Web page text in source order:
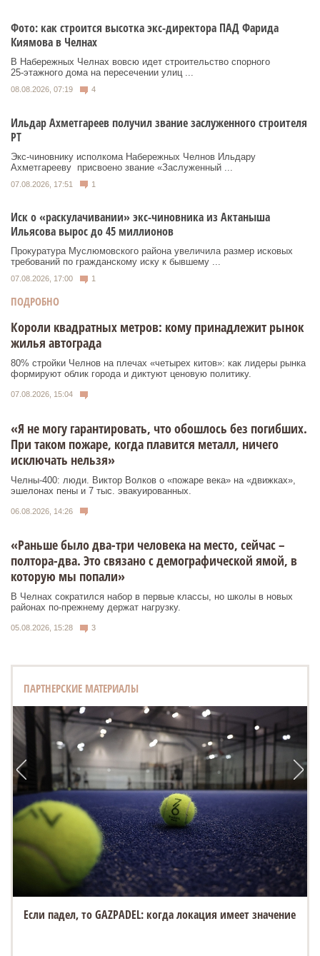
Фото: как строится высотка экс-директора ПАД Фарида
Киямова в Челнах
В Набережных Челнах вовсю идет строительство спорного
25‑этажного дома на пересечении улиц ...
08.08.2026, 07:19 4
Ильдар Ахметгареев получил звание заслуженного строителя
РТ
Экс‑чиновнику исполкома Набережных Челнов Ильдару
Ахметгарееву присвоено звание «Заслуженный ...
07.08.2026, 17:51 1
Иск о «раскулачивании» экс-чиновника из Актаныша
Ильясова вырос до 45 миллионов
Прокуратура Муслюмовского района увеличила размер исковых
требований по гражданскому иску к бывшему ...
07.08.2026, 17:00 1
ПОДРОБНО
Короли квадратных метров: кому принадлежит рынок
жилья автограда
80% стройки Челнов на плечах «четырех китов»: как лидеры рынка
формируют облик города и диктуют ценовую политику.
07.08.2026, 15:04
«Я не могу гарантировать, что обошлось без погибших.
При таком пожаре, когда плавится металл, ничего
исключать нельзя»
Челны-400: люди. Виктор Волков о «пожаре века» на «движках»,
эшелонах пены и 7 тыс. эвакуированных.
06.08.2026, 14:26
«Раньше было два-три человека на место, сейчас –
полтора-два. Это связано с демографической ямой, в
которую мы попали»
В Челнах сократился набор в первые классы, но школы в новых
районах по-прежнему держат нагрузку.
05.08.2026, 15:28 3
ПАРТНЕРСКИЕ МАТЕРИАЛЫ
Если падел, то GAZPADEL: когда локация имеет значение